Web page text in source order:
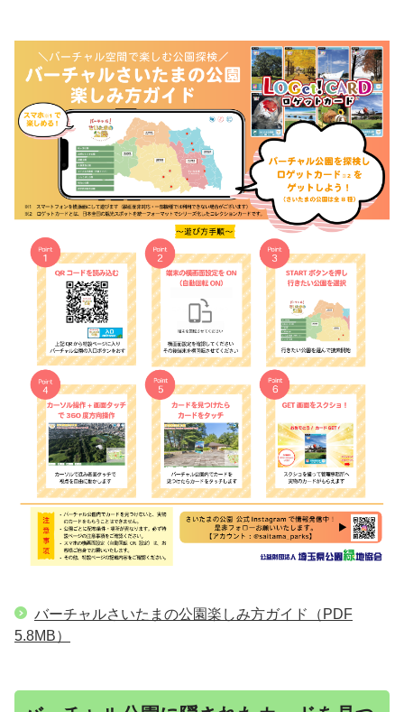
バーチャルさいたまの公園楽しみ方ガイド
（PDF
5.8MB）